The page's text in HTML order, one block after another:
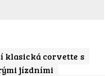
klasická corvette s
jízdními